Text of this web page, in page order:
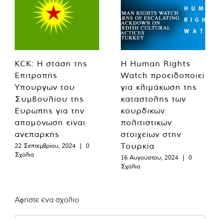
KCK: Η στάση της
Επιτροπής
Υπουργών του
Συμβουλίου της
Ευρώπης για την
απομόνωση είναι
ανεπαρκής
22 Σεπτεμβρίου, 2024 |
0
Σχόλια
Η Human Rights
Watch προειδοποιεί
για κλιμάκωση της
καταστολής των
κουρδικών
πολιτιστικών
στοιχείων στην
Τουρκία
16 Αυγούστου, 2024 |
0
Σχόλια
Αφήστε ένα σχόλιο